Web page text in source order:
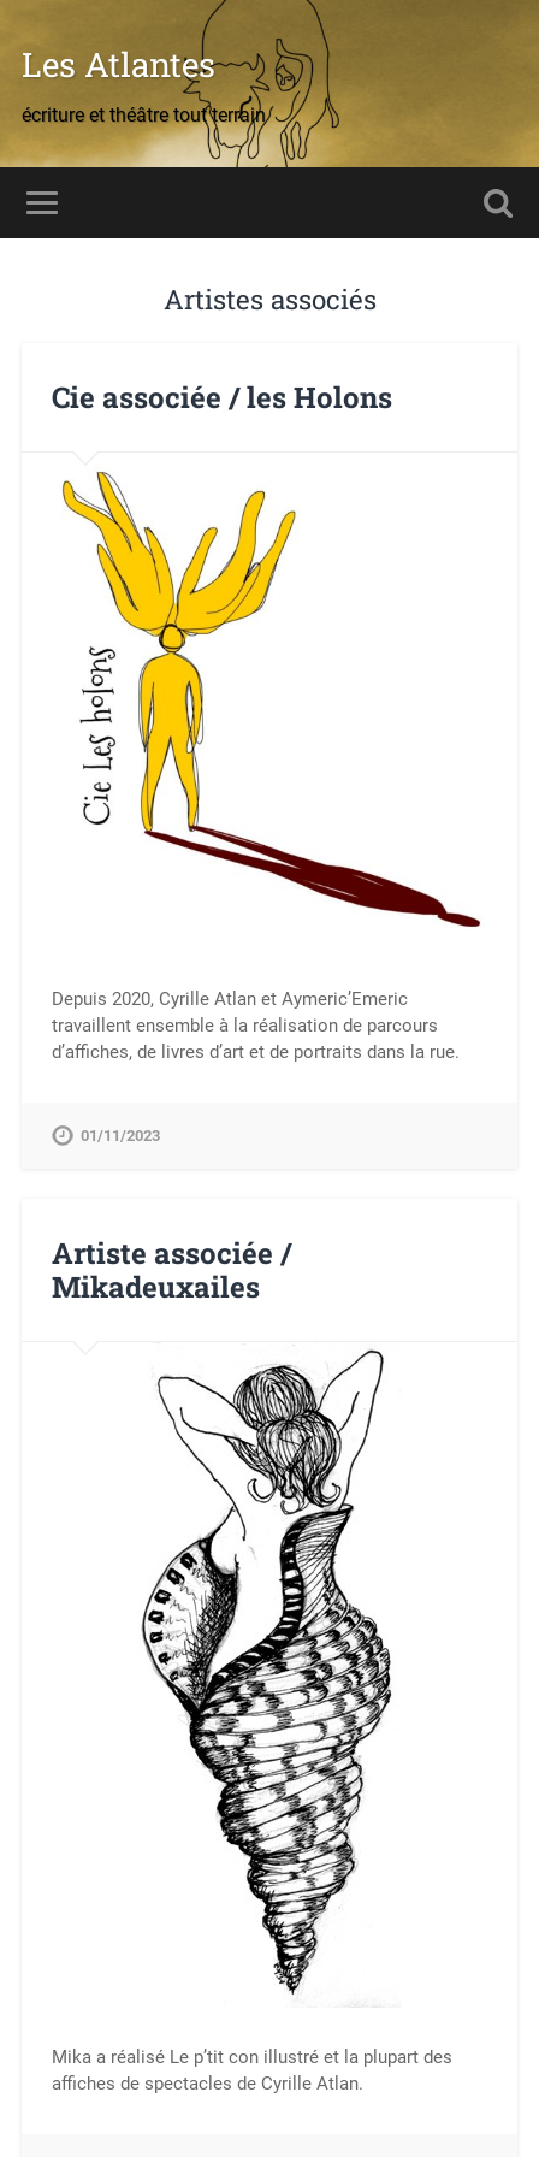
Les Atlantes
écriture et théâtre tout terrain
Artistes associés
Cie associée / les Holons
Depuis 2020, Cyrille Atlan et Aymeric’Emeric
travaillent ensemble à la réalisation de parcours
d’affiches, de livres d’art et de portraits dans la rue.
01/11/2023
Artiste associée /
Mikadeuxailes
Mika a réalisé Le p’tit con illustré et la plupart des
affiches de spectacles de Cyrille Atlan.